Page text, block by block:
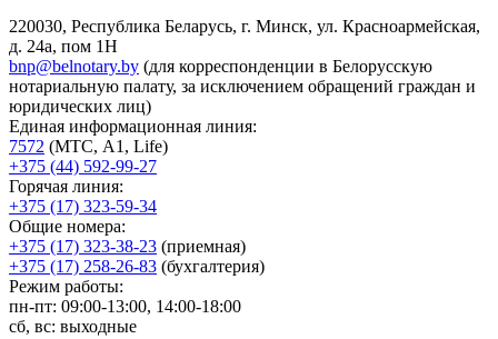
220030, Республика Беларусь, г. Минск, ул. Красноармейская,
д. 24а, пом 1Н
bnp@belnotary.by (для корреспонденции в Белорусскую
нотариальную палату, за исключением обращений граждан и
юридических лиц)
Единая информационная линия:
7572 (МТС, A1, Life)
+375 (44) 592-99-27
Горячая линия:
+375 (17) 323-59-34
Общие номера:
+375 (17) 323-38-23 (приемная)
+375 (17) 258-26-83 (бухгалтерия)
Режим работы:
пн-пт: 09:00-13:00, 14:00-18:00
сб, вс: выходные